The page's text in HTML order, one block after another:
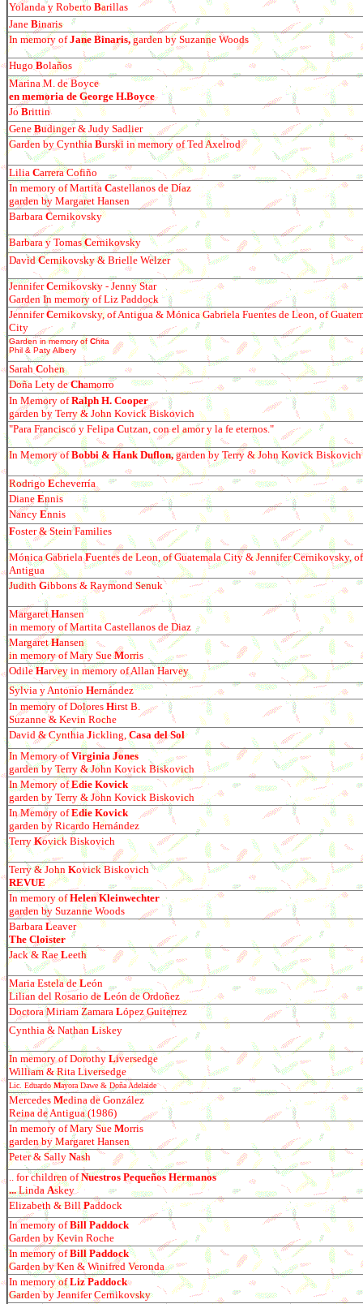
Yolanda y Roberto Barillas
Jane Binaris
In memory ofJane Binaris,garden by Suzanne Woods
Hugo Bolaños
Marina M. de Boyce
en memoria de George H.Boyce
Jo Brittin
Gene Budinger & Judy Sadlier
Garden by Cynthia Burski in memory of Ted Axelrod
Lilia Carrera Cofiño
In memory of Martita Castellanos de Díaz
garden by Margaret Hansen
Barbara Cernikovsky
Barbara y Tomas Cernikovsky
DavidCernikovsky & Brielle Welzer
JenniferCernikovsky - Jenny Star
Garden In memory of Liz Paddock
JenniferCernikovsky, of Antigua & Mónica Gabriela Fuentes de Leon, of
City
Garden in memory of Chita
Phil & Paty Albery
Sarah Cohen
Doña Lety deChamorro
In Memory ofRalph H. Cooper
garden by Terry & John Kovick Biskovich
"Para Francisco y Felipa Cutzan, con el amor y la fe eternos."
In Memory ofBobbi & Hank Duflon,garden by Terry & John Kovick Biskovich
Rodrigo Echeverría
Diane Ennis
Nancy Ennis
Foster & Stein Families
Mónica GabrielaFuentes de Leon, of Guatemala City & Jennifer Cernikovsky, of
Antigua
Judith Gibbons & Raymond Senuk
MargaretHansen
in memory of Martita Castellanos de Diaz
MargaretHansen
in memory of Mary SueMorris
OdileHarvey in memory of Allan Harvey
Sylvia y Antonio Hernández
In memory of Dolores Hirst B.
Suzanne & Kevin Roche
David & Cynthia Jickling,Casa del Sol
In Memory ofVirginia Jones
garden by Terry & John Kovick Biskovich
In Memory ofEdie Kovick
garden by Terry & John Kovick Biskovich
In Memory ofEdie Kovick
garden by Ricardo Hernández
TerryKovick Biskovich
Terry & John Kovick Biskovich
REVUE
In memory ofHelen Kleinwechter
garden by Suzanne Woods
Barbara Leaver
The Cloister
Jack & Rae Leeth
Maria Estela deLeón
Lilian del Rosario de León de Ordoñez
Doctora Miriam Zamara López Guiterrez
Cynthia & Nathan Liskey
In memory of Dorothy Liversedge
William & Rita Liversedge
Lic. EduardoMayora Dawe & Doña Adelaide
Mercedes Medina de González
Reina de Antigua (1986)
In memory of Mary Sue Morris
garden by Margaret Hansen
Peter & Sally Nash
.. for children ofNuestros Pequeños Hermanos
...Linda Askey
Elizabeth & BillPaddock
In memory ofBill Paddock
Garden by Kevin Roche
In memory ofBill Paddock
Garden by Ken & Winifred Veronda
In memory ofLiz Paddock
Garden by Jennifer Cernikovsky